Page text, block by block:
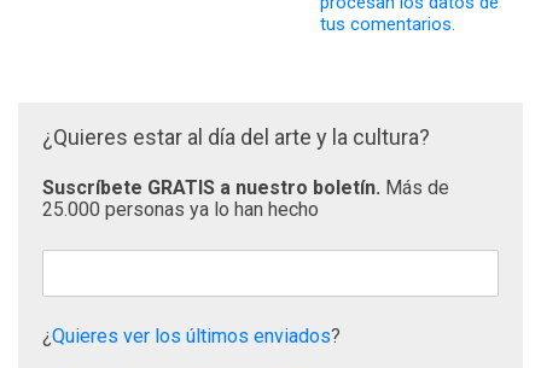
tus comentarios.
¿Quieres estar al día del arte y la cultura?
Suscríbete GRATIS a nuestro boletín. Más de
25.000 personas ya lo han hecho
¿Quieres ver los últimos enviados?